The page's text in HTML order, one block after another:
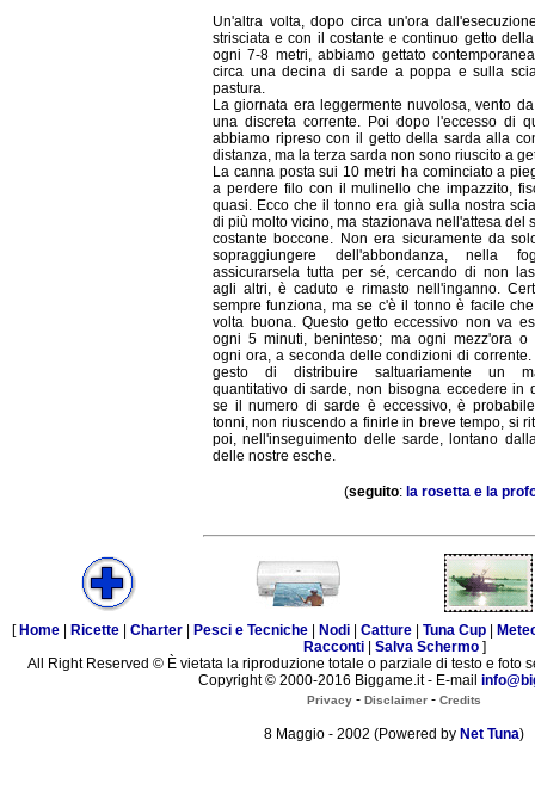
Un'altra volta, dopo circa un'ora
strisciata e con il costante e continuo getto
ogni 7-8 metri, abbiamo gettato
circa una decina di sarde a poppa e sulla
pastura.
La giornata era leggermente nuvolosa, vento
una discreta corrente. Poi dopo l'eccesso di
abbiamo ripreso con il getto della sarda alla
distanza, ma la terza sarda non sono riuscito a
La canna posta sui 10 metri ha cominciato a
a perdere filo con il mulinello che impazzito,
quasi. Ecco che il tonno era già sulla nostra
di più molto vicino, ma stazionava nell'attesa del
costante boccone. Non era sicuramente da
sopraggiungere dell'abbondanza, nella
assicurarsela tutta per sé, cercando di non
agli altri, è caduto e rimasto nell'inganno.
sempre funziona, ma se c'è il tonno è facile
volta buona. Questo getto eccessivo non va
ogni 5 minuti, beninteso; ma ogni mezz'ora o
ogni ora, a seconda delle condizioni di
gesto di distribuire saltuariamente un
quantitativo di sarde, non bisogna eccedere in
se il numero di sarde è eccessivo, è
tonni, non riuscendo a finirle in breve tempo, si
poi, nell'inseguimento delle sarde, lontano
delle nostre esche.
(seguito: la rosetta e la
[ Home Ricette Charter Pesci e Tecniche Nodi Catture Tuna Cup
Racconti| Salva Schermo]
All Right Reserved © È vietata la riproduzione totale o parziale di testo e foto
Copyright © 2000-2016 Biggame.it - E-mail
Privacy - Disclaimer - Credits
8 Maggio - 2002 (Powered by Net Tuna)